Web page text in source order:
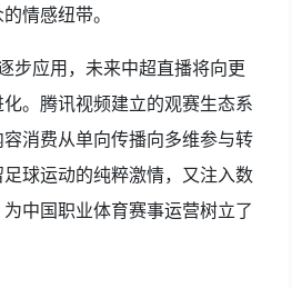
情感纽带。
步应用，未来中超直播将向更
。腾讯视频建立的观赛生态系
消费从单向传播向多维参与转
球运动的纯粹激情，又注入数
中国职业体育赛事运营树立了